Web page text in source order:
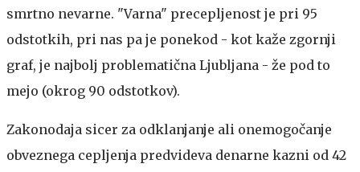
smrtno nevarne. "Varna" precepljenost je pri 95
odstotkih, pri nas pa je ponekod - kot kaže zgornji
graf, je najbolj problematična Ljubljana - že pod to
mejo (okrog 90 odstotkov).
Zakonodaja sicer za odklanjanje ali onemogočanje
obveznega cepljenja predvideva denarne kazni od 42